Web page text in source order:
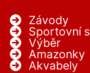
Závody
Sportovní
Výběr
Amazonky
Akvabely